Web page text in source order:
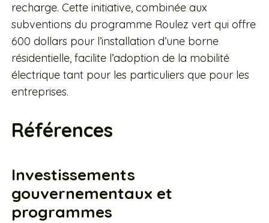
recharge. Cette initiative, combinée aux
subventions du programme Roulez vert qui offre
600 dollars pour l’installation d’une borne
résidentielle, facilite l’adoption de la mobilité
électrique tant pour les particuliers que pour les
entreprises.
Références
Investissements
gouvernementaux et
programmes